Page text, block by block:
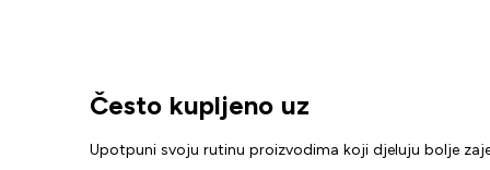
Često kupljeno uz
Upotpuni svoju rutinu proizvodima koji djeluju bolje